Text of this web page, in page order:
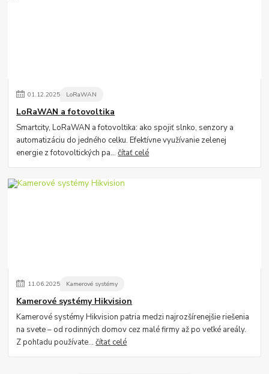
01.12.2025 LoRaWAN
LoRaWAN a fotovoltika
Smartcity, LoRaWAN a fotovoltika: ako spojiť slnko, senzory a
automatizáciu do jedného celku. Efektívne využívanie zelenej
energie z fotovoltických pa...čítať celé
11.06.2025 Kamerové systémy
Kamerové systémy Hikvision
Kamerové systémy Hikvision patria medzi najrozšírenejšie riešenia
na svete – od rodinných domov cez malé firmy až po veľké areály.
Z pohľadu používate...čítať celé